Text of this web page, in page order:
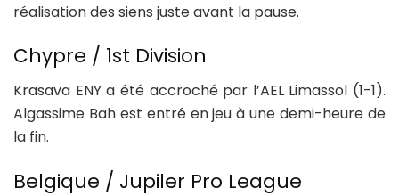
réalisation des siens juste avant la pause.
Chypre / 1st Division
Krasava ENY a été accroché par l’AEL Limassol (1-1).
Algassime Bah est entré en jeu à une demi-heure de
la fin.
Belgique / Jupiler Pro League